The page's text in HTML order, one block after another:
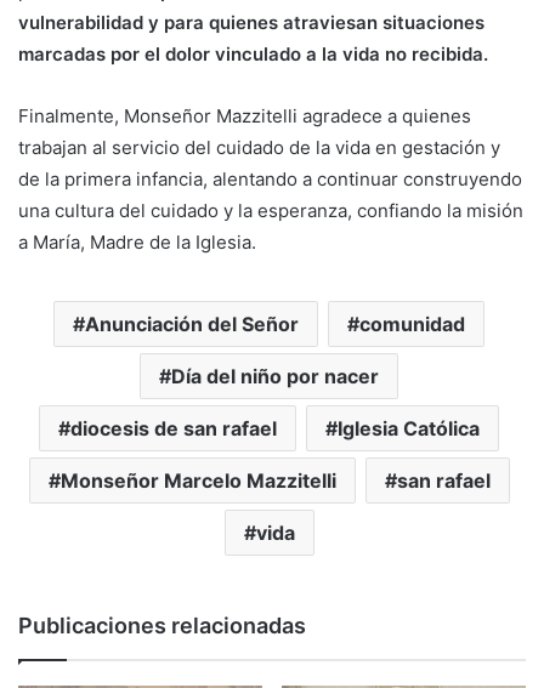
vulnerabilidad y para quienes atraviesan situaciones
marcadas por el dolor vinculado a la vida no recibida.
Finalmente, Monseñor Mazzitelli agradece a quienes
trabajan al servicio del cuidado de la vida en gestación y
de la primera infancia, alentando a continuar construyendo
una cultura del cuidado y la esperanza, confiando la misión
a María, Madre de la Iglesia.
Anunciación del Señor comunidad
Día del niño por nacer
diocesis de san rafael Iglesia Católica
Monseñor Marcelo Mazzitelli san rafael
vida
Publicaciones relacionadas